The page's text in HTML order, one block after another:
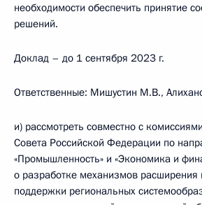
необходимости обеспечить принятие
решений.
Доклад – до 1 сентября 2023 г.
Ответственные: Мишустин М.В.,
и) рассмотреть совместно с
Совета Российской Федерации по
«Промышленность» и «Экономика и
о разработке механизмов расширения
поддержки региональных